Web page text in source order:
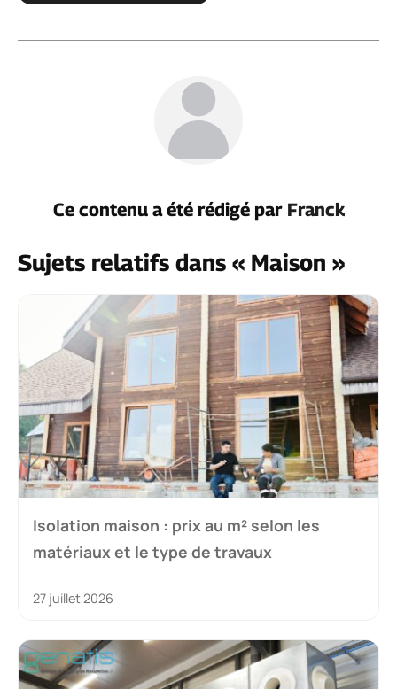
Ce contenu a été rédigé par Franck
Sujets relatifs dans « Maison »
Isolation maison : prix au m² selon les
matériaux et le type de travaux
27 juillet 2026